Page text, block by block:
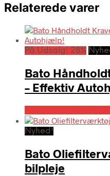
Relaterede varer
På Udsalg! 28%
Bato
– Effektiv
Nyhed!
Bato
bilpleje